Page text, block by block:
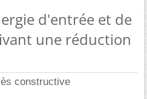
d'entrée et de
une réduction
constructive